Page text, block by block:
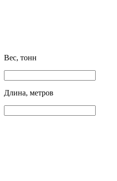
Вес, тонн
Длина, метров